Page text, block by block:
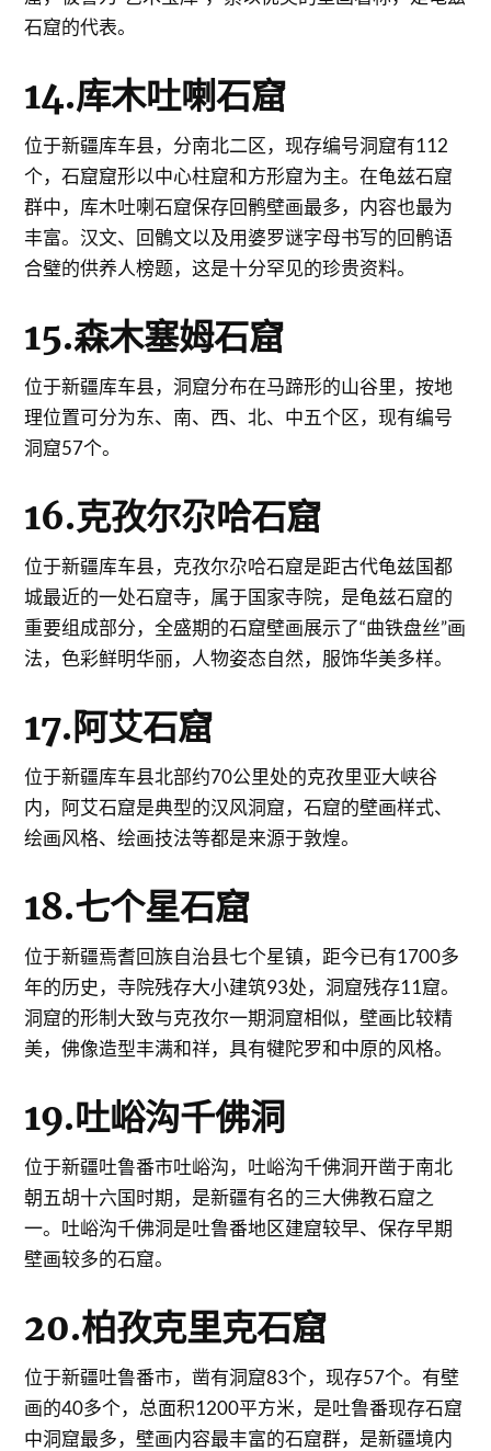
石窟的代表。
14.库木吐喇石窟
位于新疆库车县，分南北二区，现存编号洞窟有112
个，石窟窟形以中心柱窟和方形窟为主。在龟兹石窟
群中，库木吐喇石窟保存回鹘壁画最多，内容也最为
丰富。汉文、回鶻文以及用婆罗谜字母书写的回鹘语
合璧的供养人榜题，这是十分罕见的珍贵资料。
15.森木塞姆石窟
位于新疆库车县，洞窟分布在马蹄形的山谷里，按地
理位置可分为东、南、西、北、中五个区，现有编号
洞窟57个。
16.克孜尔尕哈石窟
位于新疆库车县，克孜尔尕哈石窟是距古代龟兹国都
城最近的一处石窟寺，属于国家寺院，是龟兹石窟的
重要组成部分，全盛期的石窟壁画展示了“曲铁盘丝”画
法，色彩鲜明华丽，人物姿态自然，服饰华美多样。
17.阿艾石窟
位于新疆库车县北部约70公里处的克孜里亚大峡谷
内，阿艾石窟是典型的汉风洞窟，石窟的壁画样式、
绘画风格、绘画技法等都是来源于敦煌。
18.七个星石窟
位于新疆焉耆回族自治县七个星镇，距今已有1700多
年的历史，寺院残存大小建筑93处，洞窟残存11窟。
洞窟的形制大致与克孜尔一期洞窟相似，壁画比较精
美，佛像造型丰满和祥，具有犍陀罗和中原的风格。
19.吐峪沟千佛洞
位于新疆吐鲁番市吐峪沟，吐峪沟千佛洞开凿于南北
朝五胡十六国时期，是新疆有名的三大佛教石窟之
一。吐峪沟千佛洞是吐鲁番地区建窟较早、保存早期
壁画较多的石窟。
20.柏孜克里克石窟
位于新疆吐鲁番市，凿有洞窟83个，现存57个。有壁
画的40多个，总面积1200平方米，是吐鲁番现存石窟
中洞窟最多，壁画内容最丰富的石窟群，是新疆境内